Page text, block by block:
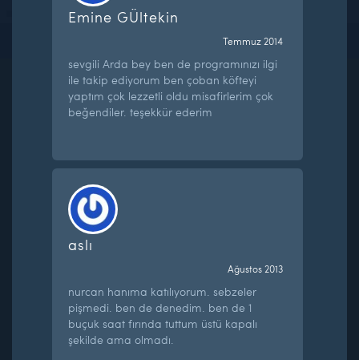
Emine GÜltekin
Temmuz 2014
sevgili Arda bey ben de programınızı ilgi
ile takip ediyorum ben çoban köfteyi
yaptım çok lezzetli oldu misafirlerim çok
beğendiler. teşekkür ederim
aslı
Ağustos 2013
nurcan hanıma katılıyorum. sebzeler
pişmedi. ben de denedim. ben de 1
buçuk saat fırında tuttum üstü kapalı
şekilde ama olmadı.